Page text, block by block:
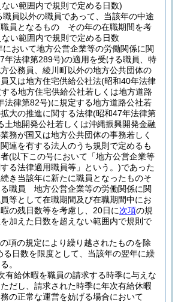
い範囲内で規則で定める日数)
職員以外の職員であって、当該年の中途
員となるもの その年の在職期間を考
い範囲内で規則で定める日数
において地方公営企業等の労働関係に関
年法律第289号)の適用を受ける職員、特
公務員、綾川町以外の地方公共団体の
又は地方住宅供給公社法(昭和40年法律
る地方住宅供給公社若しくは地方道路
法律第82号)に規定する地方道路公社若
大の推進に関する法律(昭和47年法律第
土地開発公社若しくは沖縄振興開発金融
務が国又は地方公共団体の事務若しく
連を有する法人のうち規則で定めるも
(以下この号において「地方公営企業等
る法律適用職員等」という。)であった
き当該年に新たに職員となったものそ
職員 地方公営企業等の労働関係に関
等として在職期間及び在職期間中にお
の残日数等を考慮し、20日に次項の規
加えた日数を超えない範囲内で規則で
項の規定により繰り越されたものを除
る日数を限度として、当該年の翌年に繰
。
有給休暇を職員の請求する時季に与えな
ただし、請求された時季に年次有給休暇
の正常な運営を妨げる場合において